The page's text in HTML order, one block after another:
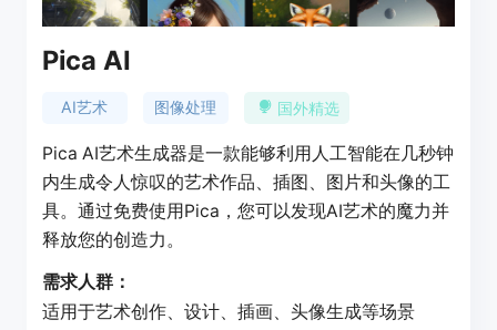
Pica AI
AI艺术 图像处理 国外精选
Pica AI艺术生成器是一款能够利用人工智能在几秒钟
内生成令人惊叹的艺术作品、插图、图片和头像的工
具。通过免费使用Pica，您可以发现AI艺术的魔力并
释放您的创造力。
需求人群：
适用于艺术创作、设计、插画、头像生成等场景